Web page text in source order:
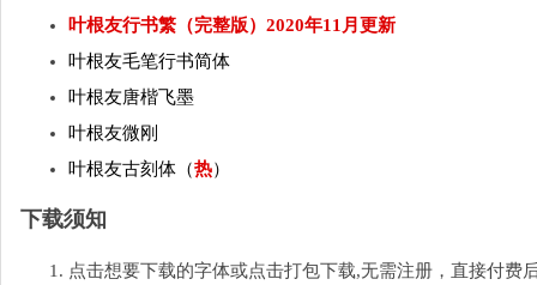
叶根友行书繁（完整版）2020年11月更新
叶根友毛笔行书简体
叶根友唐楷飞墨
叶根友微刚
叶根友古刻体（热）
下载须知
点击想要下载的字体或点击打包下载,无需注册，直接付费